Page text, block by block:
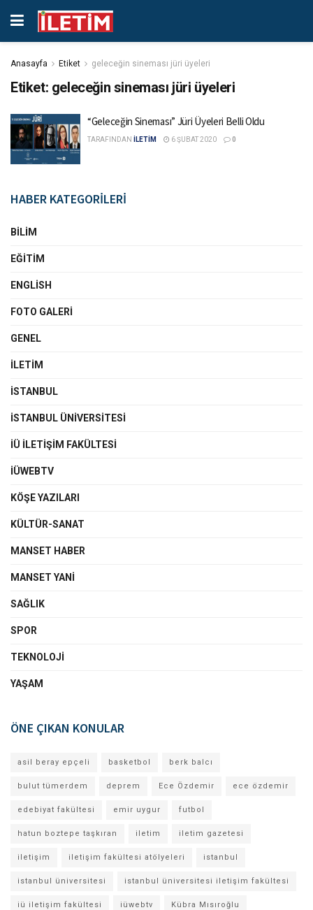
Anasayfa Etiket geleceğin sineması jüri üyeleri
Etiket: geleceğin sineması jüri üyeleri
“Geleceğin Sineması” Jüri Üyeleri Belli Oldu
TARAFINDAN İLETİM 6 ŞUBAT 2020 0
HABER KATEGORİLERİ
BILIM
EĞITIM
ENGLISH
FOTO GALERI
GENEL
İLETIM
İSTANBUL
İSTANBUL ÜNIVERSITESI
İÜ İLETIŞIM FAKÜLTESI
İÜWEBTV
KÖŞE YAZILARI
KÜLTÜR-SANAT
MANSET HABER
MANSET YANI
SAĞLIK
SPOR
TEKNOLOJI
YAŞAM
ÖNE ÇIKAN KONULAR
asil beray epçeli basketbol berk balcı
bulut tümerdem deprem Ece Özdemir ece özdemir
edebiyat fakültesi emir uygur futbol
hatun boztepe taşkıran iletim iletim gazetesi
iletişim iletişim fakültesi atölyeleri istanbul
istanbul üniversitesi istanbul üniversitesi iletişim fakültesi
iü iletişim fakültesi iüwebtv Kübra Mısıroğlu